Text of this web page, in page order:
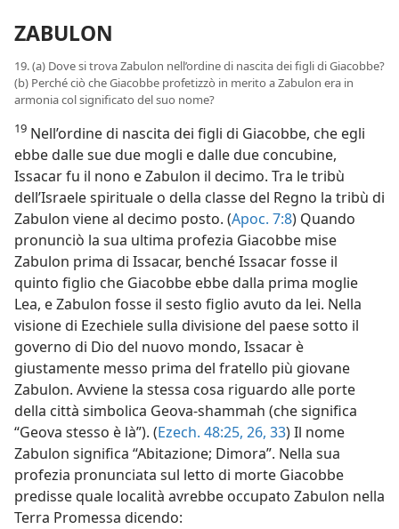
ZABULON
19. (a) Dove si trova Zabulon nell’ordine di nascita dei figli di Giacobbe?
(b) Perché ciò che Giacobbe profetizzò in merito a Zabulon era in
armonia col significato del suo nome?
19 Nell’ordine di nascita dei figli di Giacobbe, che egli
ebbe dalle sue due mogli e dalle due concubine,
Issacar fu il nono e Zabulon il decimo. Tra le tribù
dell’Israele spirituale o della classe del Regno la tribù di
Zabulon viene al decimo posto. (Apoc. 7:8) Quando
pronunciò la sua ultima profezia Giacobbe mise
Zabulon prima di Issacar, benché Issacar fosse il
quinto figlio che Giacobbe ebbe dalla prima moglie
Lea, e Zabulon fosse il sesto figlio avuto da lei. Nella
visione di Ezechiele sulla divisione del paese sotto il
governo di Dio del nuovo mondo, Issacar è
giustamente messo prima del fratello più giovane
Zabulon. Avviene la stessa cosa riguardo alle porte
della città simbolica Geova-shammah (che significa
“Geova stesso è là”). (Ezech. 48:25, 26, 33) Il nome
Zabulon significa “Abitazione; Dimora”. Nella sua
profezia pronunciata sul letto di morte Giacobbe
predisse quale località avrebbe occupato Zabulon nella
Terra Promessa dicendo: